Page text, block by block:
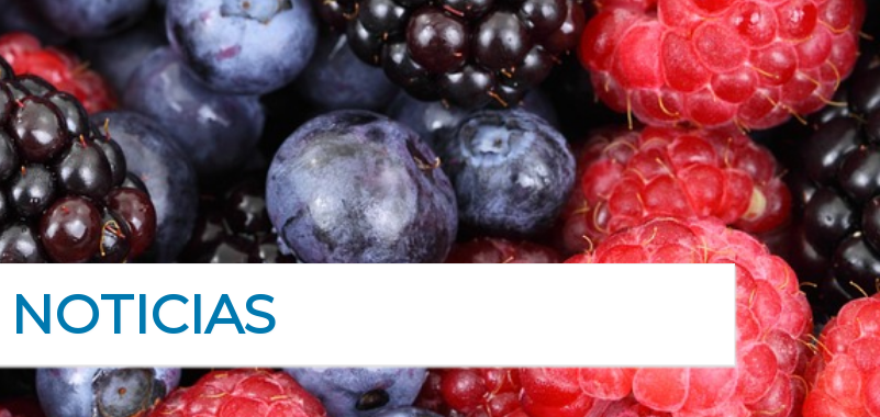
NOTICIAS